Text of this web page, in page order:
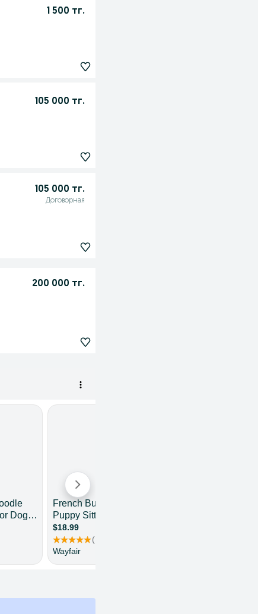
1 500 тг.
105 000 тг.
105 000 тг.
Договорная
200 000 тг.